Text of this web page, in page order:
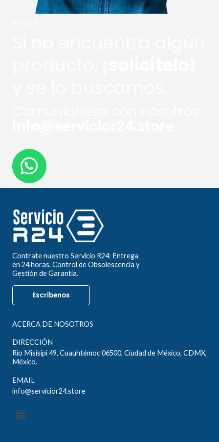
Contrate nuestro Servicio R24: Entrega
en 24 horas, Control de Obsolescencia y
Gestión de Garantía.
Escríbenos
ACERCA DE NOSOTROS
DIRECCIÓN
Rio Misisipi 49, Cuauhtémoc 06500, Ciudad de México, CDMX,
México.
EMAIL
info@servicior24.store
Menú